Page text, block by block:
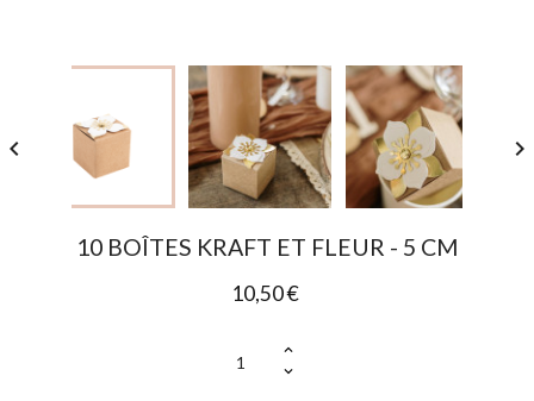
 
10 BOÎTES KRAFT ET FLEUR - 5 CM
10,50 €